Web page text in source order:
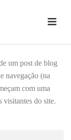
um post de blog
navegação (na
com uma
visitantes do site.